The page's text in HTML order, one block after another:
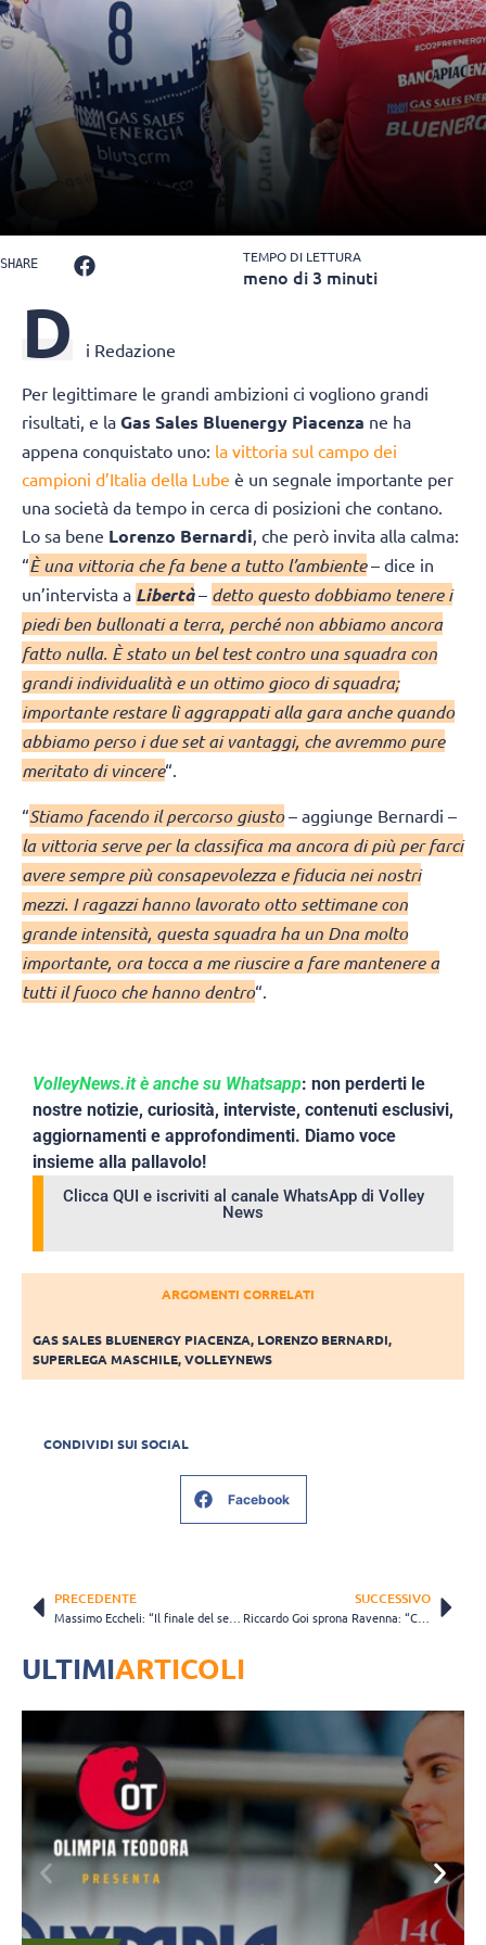
SHARE TEMPO DI LETTURA
meno di 3 minuti
D i Redazione
Per legittimare le grandi ambizioni ci vogliono grandi
risultati, e la Gas Sales Bluenergy Piacenza ne ha
appena conquistato uno: la vittoria sul campo dei
campioni d’Italia della Lube è un segnale importante per
una società da tempo in cerca di posizioni che contano.
Lo sa bene Lorenzo Bernardi, che però invita alla calma:
“È una vittoria che fa bene a tutto l’ambiente– dice in
un’intervista a Libertà– detto questo dobbiamo tenere i
piedi ben bullonati a terra, perché non abbiamo ancora
fatto nulla. È stato un bel test contro una squadra con
grandi individualità e un ottimo gioco di squadra;
importante restare lì aggrappati alla gara anche quando
abbiamo perso i due set ai vantaggi, che avremmo pure
meritato di vincere“.
“Stiamo facendo il percorso giusto– aggiunge Bernardi –
la vittoria serve per la classifica ma ancora di più per farci
avere sempre più consapevolezza e fiducia nei nostri
mezzi. I ragazzi hanno lavorato otto settimane con
grande intensità, questa squadra ha un Dna molto
importante, ora tocca a me riuscire a fare mantenere a
tutti il fuoco che hanno dentro“.
VolleyNews.it è anche su Whatsapp: non perderti le
nostre notizie, curiosità, interviste, contenuti esclusivi,
aggiornamenti e approfondimenti. Diamo voce
insieme alla pallavolo!
Clicca QUI e iscriviti al canale WhatsApp di Volley
News
ARGOMENTI CORRELATI
GAS SALES BLUENERGY PIACENZA, LORENZO BERNARDI,
SUPERLEGA MASCHILE,VOLLEYNEWS
CONDIVIDI SUI SOCIAL
Facebook
PRECEDENTE SUCCESSIVO
Riccardo Goi sprona Ravenna: “Certe occasioni dobbiamo riuscire a coglierle”
ULTIMIARTICOLI